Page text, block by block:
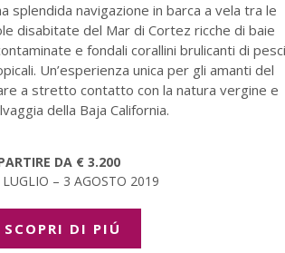
splendida navigazione in barca a vela tra le
disabitate del Mar di Cortez ricche di baie
e fondali corallini brulicanti di pesci
Un’esperienza unica per gli amanti del
a stretto contatto con la natura vergine e
della Baja California.
DA € 3.200
– 3 AGOSTO 2019
SCOPRI DI PIÚ